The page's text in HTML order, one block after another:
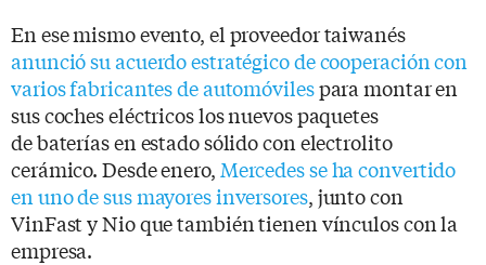
En ese mismo evento, el proveedor taiwanés
anunció su acuerdo estratégico de cooperación con
varios fabricantes de automóvilespara montar en
sus coches eléctricos los nuevos paquetes
de baterías en estado sólido con electrolito
cerámico. Desde enero, Mercedes se ha convertido
en uno de sus mayores inversores, junto con
VinFast y Nio que también tienen vínculos con la
empresa.